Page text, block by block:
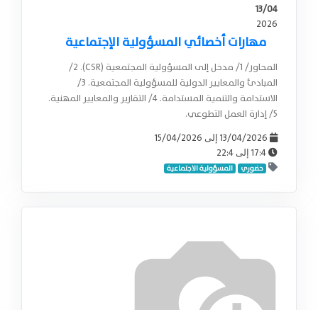
13/04
2026
مهارات أخصائي المسؤولية الإجتماعية
المحاور/ 1/ مدخل إلى المسؤولية المجتمعية (CSR). 2/
المبادئ والمعايير الدولية للمسؤولية المجتمعية. 3/
الاستدامة والتنمية المستدامة. 4/ التقارير والمعايير المهنية.
5/ إدارة العمل التطوعي.
13/04/2026 إلى
15/04/2026
17:4 إلى 22:4
حضوري المسؤولية الاجتماعية